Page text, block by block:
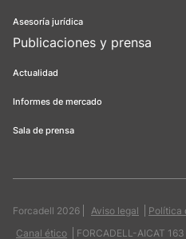
Asesoría jurídica
Publicaciones y prensa
Actualidad
Informes de mercado
Sala de prensa
Forcadell 2026 Aviso legal Política
Canal ético
FORCADELL-AICAT